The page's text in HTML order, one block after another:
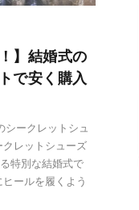
】結婚式の
で安く購入
シークレットシュ
レットシューズ
特別な結婚式で
ールを履くよう